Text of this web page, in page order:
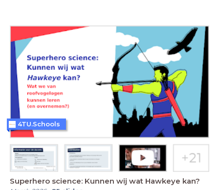
Superhero science: Kunnen wij wat Hawkeye kan?
4TU.Schools